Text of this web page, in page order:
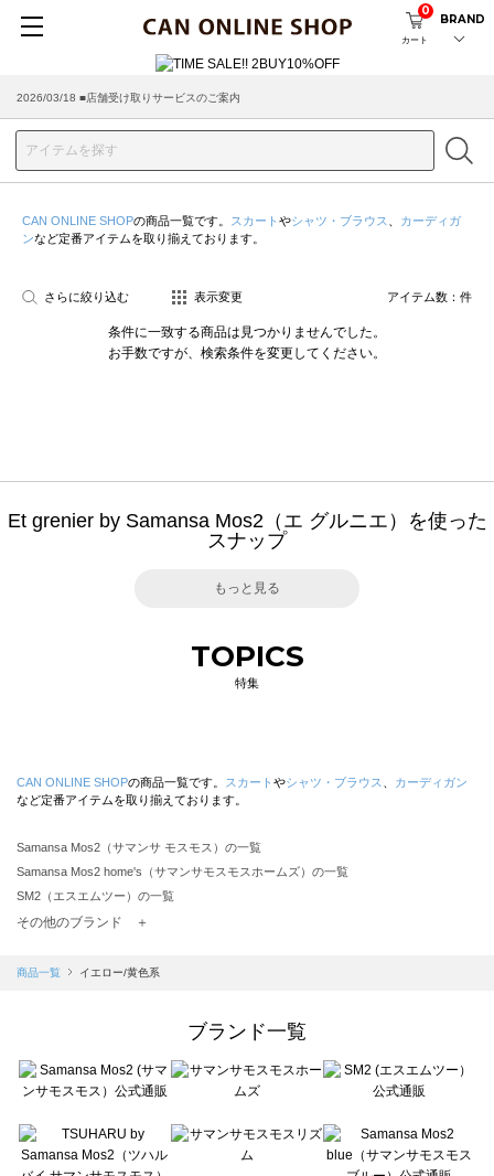
カート
0
BRAND
2026/03/18 ■店舗受け取りサービスのご案内
CAN ONLINE SHOPの商品一覧です。 スカート やシャツ・ブラウス
カーディガ
ンなど定番アイテムを取り揃えております。
さらに絞り込む 表示変更 アイテム数： 件
条件に一致する商品は見つかりませんでした。
お手数ですが、検索条件を変更してください。
Et grenier by Samansa Mos2（エ グルニエ）を使った
スナップ
もっと見る
TOPICS
特集
CAN ONLINE SHOPの商品一覧です。 スカート やシャツ・ブラウス
カーディガン
など定番アイテムを取り揃えております。
Samansa Mos2（サマンサ モスモス）の一覧
Samansa Mos2 home's（サマンサモスモスホームズ）の一覧
SM2（エスエムツー）の一覧
TSUHARU by Samansa Mos2（ツハルバイサマンサモスモス）の一覧
Samansa Mos2 blue（サマンサモスモス ブルー）の一覧
Te chichi（テチチ）の一覧
Te chichi CLASSIC（テチチ クラシック）の一覧
Lugnoncure（ルノンキュール）の一覧
BETTY'S BLUE（べティーズブルー）の一覧
その他のブランド ＋
商品一覧 イエロー/黄色系
ブランド一覧